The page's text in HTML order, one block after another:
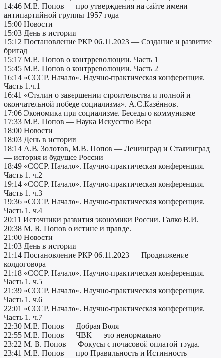
14:46 М.В. Попов — про утверждения на сайте имени
антипартийной группы 1957 года
15:00 Новости
15:03 День в истории
15:12 Постановление РКР 06.11.2023 — Создание и развитие
бригад
15:17 М.В. Попов о контрреволюции. Часть 1
15:45 М.В. Попов о контрреволюции. Часть 2
16:14 «СССР. Начало». Научно-практическая конференция.
Часть 1.ч.1
16:41 «Сталин о завершении строительства и полной и
окончательной победе социализма». А.С.Казённов.
17:06 Экономика при социализме. Беседы о коммунизме
17:33 М.В. Попов — Наука Искусство Вера
18:00 Новости
18:03 День в истории
18:14 А.В. Золотов, М.В. Попов — Ленинград и Сталинград
— история и будущее России
18:49 «СССР. Начало». Научно-практическая конференция.
Часть 1. ч.2
19:14 «СССР. Начало». Научно-практическая конференция.
Часть 1. ч.3
19:36 «СССР. Начало». Научно-практическая конференция.
Часть 1. ч.4
20:11 Источники развития экономики России. Галко В.И.
20:38 М. В. Попов о истине и правде.
21:00 Новости
21:03 День в истории
21:14 Постановление РКР 06.11.2023 — Продвижение
колдоговора
21:18 «СССР. Начало». Научно-практическая конференция.
Часть 1. ч.5
21:39 «СССР. Начало». Научно-практическая конференция.
Часть 1. ч.6
22:01 «СССР. Начало». Научно-практическая конференция.
Часть 1. ч.7
22:30 М.В. Попов — Добрая Воля
22:55 М.В. Попов — ЧВК — это ненормально
23:22 М. В. Попов — Фокусы с почасовой оплатой труда.
23:41 М.В. Попов — про Правильность и Истинность